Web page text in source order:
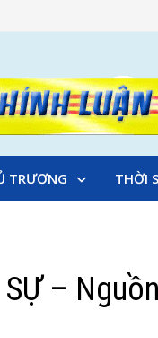
TRƯƠNG THỜI
SỰ –